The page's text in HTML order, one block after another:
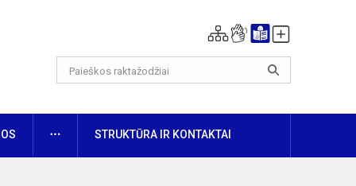
DAUGIAUSTRUKTŪRA IR KONTAKTAI